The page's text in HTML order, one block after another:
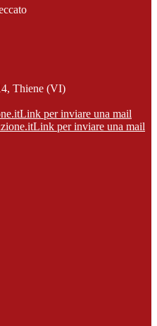
Thiene (VI)
Link per inviare una mail
Link per inviare una mail